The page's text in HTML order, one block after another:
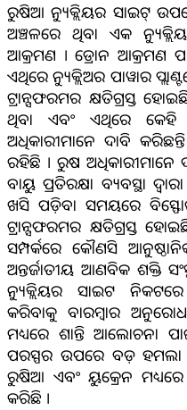
ରୁଷିଆ ନ୍ୟୁକ୍ଲିୟର ସାଇଟ୍
ଅଞ୍ଚଳରେ ଥିବା ଏକ
ଆକ୍ରମଣ । ଡ୍ରୋନ ଆକ୍ରମଣ
ଏଥିରେ ନ୍ୟୁକ୍ଲିଅର ପାୱାର
ଟ୍ରାନ୍ସଫରମର କ୍ଷତିଗ୍ରସ୍ତ
ଥିବା ଏବଂ ଏଥିରେ
ଅଧିକାରୀମାନେ ଦାବି କରିଛନ୍ତି
ରହିଛି । ରୁଷ ଅଧିକାରୀମାନେ
ବାୟୁ ପ୍ରତିରକ୍ଷା ବ୍ୟବସ୍ଥା
ଖସି ପଡ଼ିବା ସମୟରେ
ଟ୍ରାନ୍ସଫରମର କ୍ଷତିଗ୍ରସ୍ତ
ସମ୍ପର୍କରେ କୌଣସି
ଅନ୍ତର୍ଜାତୀୟ ଆଣବିକ ଶକ୍ତି
ନ୍ୟୁକ୍ଲିୟର ସାଇଟ
କରିବାକୁ ବାରମ୍ବାର
ମଧ୍ୟରେ ଶାନ୍ତି ଆଲୋଚନା
ପରସ୍ପର ଉପରେ ବଡ଼
ରୁଷିଆ ଏବଂ ୟୁକ୍ରେନ
କରିଛି ।